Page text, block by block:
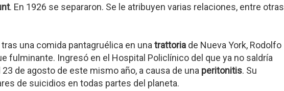
. En 1926 se separaron. Se le atribuyen varias relaciones, entre otras
una comida pantagruélica en una trattoria de Nueva York, Rodolfo
fulminante. Ingresó en el Hospital Policlínico del que ya no saldría
de agosto de este mismo año, a causa de una peritonitis. Su
de suicidios en todas partes del planeta.